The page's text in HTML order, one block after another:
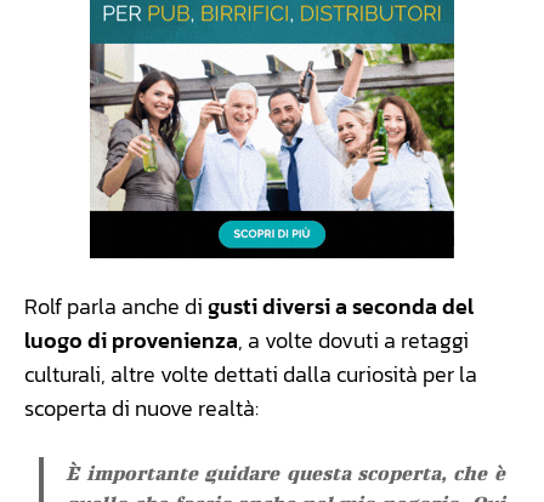
Rolf parla anche digusti diversi a seconda del
luogo di provenienza, a volte dovuti a retaggi
culturali, altre volte dettati dalla curiosità per la
scoperta di nuove realtà:
È importante guidare questa scoperta, che è